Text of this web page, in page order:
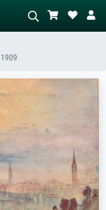
z czerwienią, ciemny olej,
stojący akt obok drzewa.